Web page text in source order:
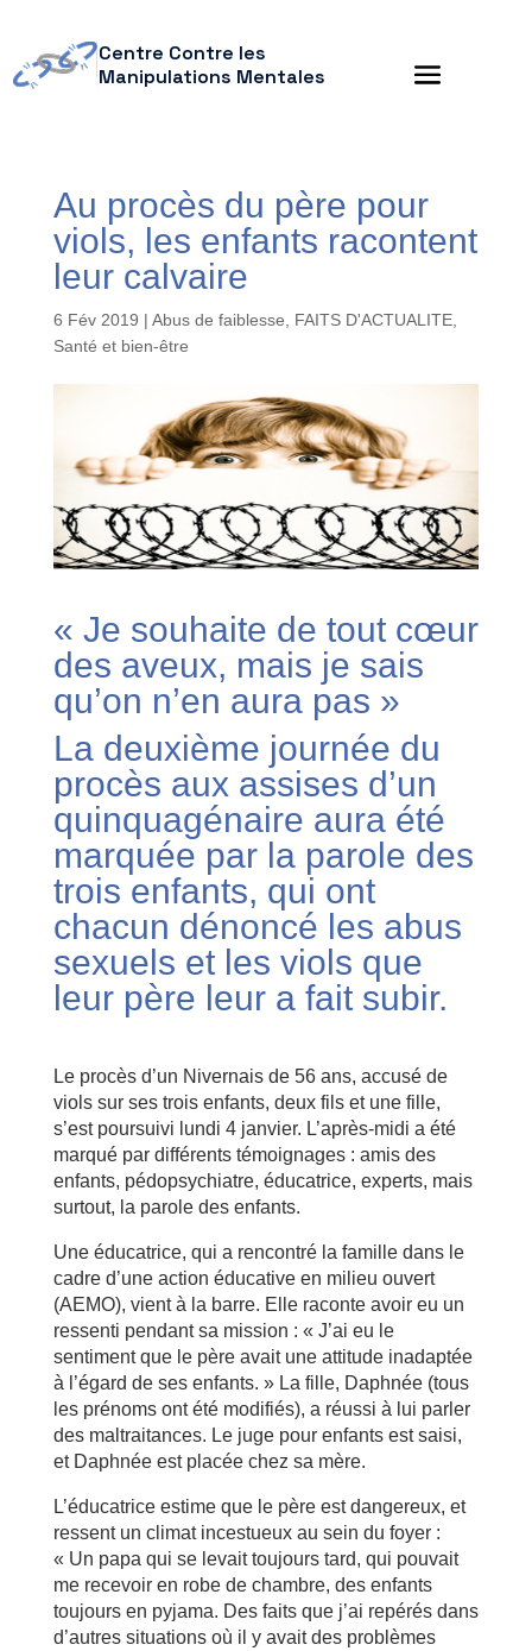
Centre Contre les
Manipulations Mentales
Au procès du père pour
viols, les enfants racontent
leur calvaire
6 Fév 2019 | Abus de faiblesse FAITS D'ACTUALITE,
Santé et bien-être
« Je souhaite de tout cœur
des aveux, mais je sais
qu’on n’en aura pas »
La deuxième journée du
procès aux assises d’un
quinquagénaire aura été
marquée par la parole des
trois enfants, qui ont
chacun dénoncé les abus
sexuels et les viols que
leur père leur a fait subir.
Le procès d’un Nivernais de 56 ans, accusé de
viols sur ses trois enfants, deux fils et une fille,
s’est poursuivi lundi 4 janvier. L’après-midi a été
marqué par différents témoignages : amis des
enfants, pédopsychiatre, éducatrice, experts, mais
surtout, la parole des enfants.
Une éducatrice, qui a rencontré la famille dans le
cadre d’une action éducative en milieu ouvert
(AEMO), vient à la barre. Elle raconte avoir eu un
ressenti pendant sa mission : « J’ai eu le
sentiment que le père avait une attitude inadaptée
à l’égard de ses enfants. » La fille, Daphnée (tous
les prénoms ont été modifiés), a réussi à lui parler
des maltraitances. Le juge pour enfants est saisi,
et Daphnée est placée chez sa mère.
L’éducatrice estime que le père est dangereux, et
ressent un climat incestueux au sein du foyer :
« Un papa qui se levait toujours tard, qui pouvait
me recevoir en robe de chambre, des enfants
toujours en pyjama. Des faits que j’ai repérés dans
d’autres situations où il y avait des problèmes